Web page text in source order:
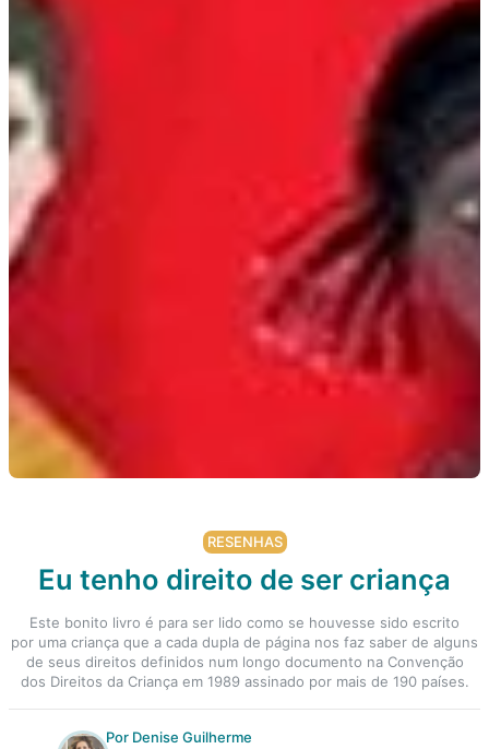
RESENHAS
Eu tenho direito de ser criança
Este bonito livro é para ser lido como se houvesse sido escrito
por uma criança que a cada dupla de página nos faz saber de alguns
de seus direitos definidos num longo documento na Convenção
dos Direitos da Criança em 1989 assinado por mais de 190 países.
Por Denise Guilherme